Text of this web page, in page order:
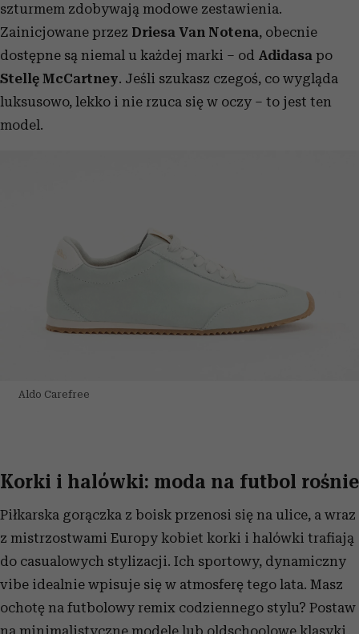
szturmem zdobywają modowe zestawienia.
Zainicjowane przez Driesa Van Notena, obecnie
dostępne są niemal u każdej marki – od Adidasa po
Stellę McCartney. Jeśli szukasz czegoś, co wygląda
luksusowo, lekko i nie rzuca się w oczy – to jest ten
model.
Aldo Carefree
Korki i halówki: moda na futbol rośnie
Piłkarska gorączka z boisk przenosi się na ulice, a wraz
z mistrzostwami Europy kobiet korki i halówki trafiają
do casualowych stylizacji. Ich sportowy, dynamiczny
vibe idealnie wpisuje się w atmosferę tego lata. Masz
ochotę na futbolowy remix codziennego stylu? Postaw
na minimalistyczne modele lub oldschoolowe klasyki,